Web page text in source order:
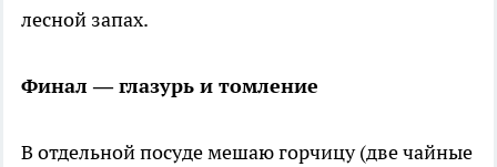
лесной запах.
Финал — глазурь и томление
В отдельной посуде мешаю горчицу (две чайные